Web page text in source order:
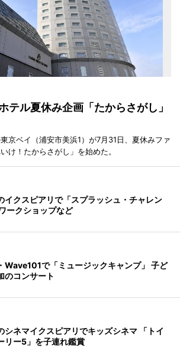
テル夏休み企画「たからさがし」
京ベイ（浦安市美浜1）が7月31日、夏休みファ
け！たからさがし」を始めた。
イクスピアリで「スプラッシュ・チャレン
ークショップなど
Wave101で「ミュージックキャンプ」 子ど
のコンサート
シネマイクスピアリでキッズシネマ 「トイ
リー5」を子連れ鑑賞